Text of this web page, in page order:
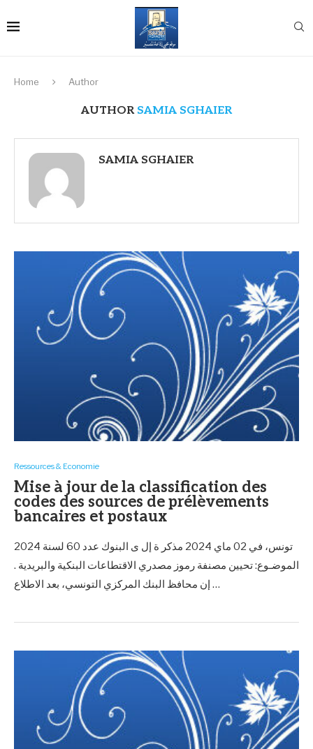
Home Author
AUTHOR SAMIA SGHAIER
SAMIA SGHAIER
Ressources & Economie
Mise à jour de la classification des
codes des sources de prélèvements
bancaires et postaux
تونس، في 02 ماي 2024 مذكر ة إل ى البنوك عدد 60 لسنة 2024
الموضـوع: تحيين مصنفة رموز مصدري الاقتطاعات البنكية والبريدية .
إن محافظ البنك المركزي التونسي، بعد الاطلاع …